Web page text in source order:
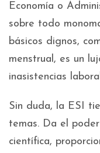
Economía o
sobre todo
básicos dignos,
menstrual, es un
inasistencias
Sin duda, la ESI
temas. Da el
científica,